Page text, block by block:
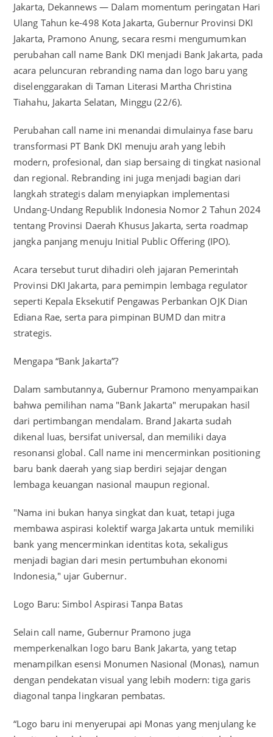
Jakarta, Dekannews — Dalam momentum peringatan Hari
Ulang Tahun ke-498 Kota Jakarta, Gubernur Provinsi DKI
Jakarta, Pramono Anung, secara resmi mengumumkan
perubahan call name Bank DKI menjadi Bank Jakarta, pada
acara peluncuran rebranding nama dan logo baru yang
diselenggarakan di Taman Literasi Martha Christina
Tiahahu, Jakarta Selatan, Minggu (22/6).
Perubahan call name ini menandai dimulainya fase baru
transformasi PT Bank DKI menuju arah yang lebih
modern, profesional, dan siap bersaing di tingkat nasional
dan regional. Rebranding ini juga menjadi bagian dari
langkah strategis dalam menyiapkan implementasi
Undang-Undang Republik Indonesia Nomor 2 Tahun 2024
tentang Provinsi Daerah Khusus Jakarta, serta roadmap
jangka panjang menuju Initial Public Offering (IPO).
Acara tersebut turut dihadiri oleh jajaran Pemerintah
Provinsi DKI Jakarta, para pemimpin lembaga regulator
seperti Kepala Eksekutif Pengawas Perbankan OJK Dian
Ediana Rae, serta para pimpinan BUMD dan mitra
strategis.
Mengapa “Bank Jakarta”?
Dalam sambutannya, Gubernur Pramono menyampaikan
bahwa pemilihan nama "Bank Jakarta" merupakan hasil
dari pertimbangan mendalam. Brand Jakarta sudah
dikenal luas, bersifat universal, dan memiliki daya
resonansi global. Call name ini mencerminkan positioning
baru bank daerah yang siap berdiri sejajar dengan
lembaga keuangan nasional maupun regional.
"Nama ini bukan hanya singkat dan kuat, tetapi juga
membawa aspirasi kolektif warga Jakarta untuk memiliki
bank yang mencerminkan identitas kota, sekaligus
menjadi bagian dari mesin pertumbuhan ekonomi
Indonesia," ujar Gubernur.
Logo Baru: Simbol Aspirasi Tanpa Batas
Selain call name, Gubernur Pramono juga
memperkenalkan logo baru Bank Jakarta, yang tetap
menampilkan esensi Monumen Nasional (Monas), namun
dengan pendekatan visual yang lebih modern: tiga garis
diagonal tanpa lingkaran pembatas.
“Logo baru ini menyerupai api Monas yang menjulang ke